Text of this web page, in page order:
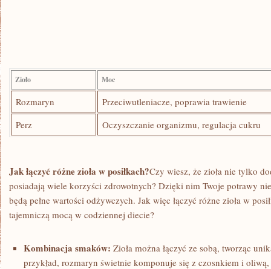
Zioło Moc
Rozmaryn
Przeciwutleniacze, poprawia trawienie
Perz
Oczyszczanie organizmu, regulacja cukru
Jak łączyć różne⁤ zioła w posiłkach?Czy wiesz, że zioła⁢ nie tylko⁢
posiadają ⁤wiele korzyści zdrowotnych? Dzięki nim Twoje potrawy
będą pełne wartości odżywczych. Jak więc​ łączyć ‍różne zioła w
tajemniczą mocą‍ w codziennej diecie?
Kombinacja smaków: Zioła można łączyć ze sobą, tworząc‌
przykład, rozmaryn świetnie⁤ komponuje ‌się z czosnkiem i